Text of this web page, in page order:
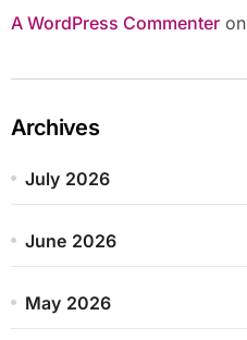
A WordPress Commenteron
Archives
July 2026
June 2026
May 2026